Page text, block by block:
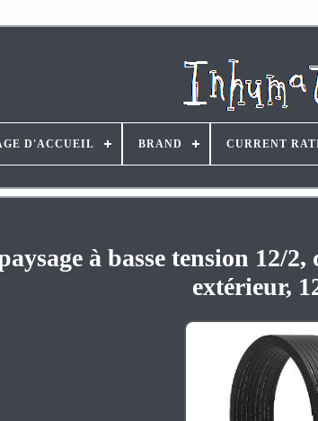
D'ACCUEIL BRAND CURRENT
à basse tension 12/
extérieur,